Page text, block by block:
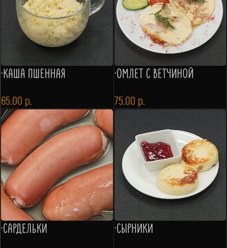
·КАША ПШЕННАЯ
65.00 р.
·ОМЛЕТ С ВЕТЧИНОЙ
75.00 р.
·САРДЕЛЬКИ ·СЫРНИКИ